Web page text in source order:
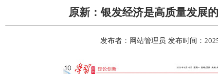
原新：银发经济是高质量发展
发布者：网站管理员 发布时间：